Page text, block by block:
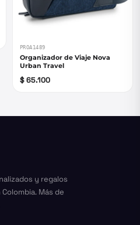
PROA1489
Organizador de Viaje Nova
Urban Travel
$ 65.100
y regalos
Más de